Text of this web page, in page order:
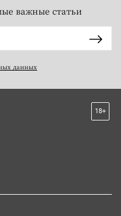
важные статьи
данных
18+